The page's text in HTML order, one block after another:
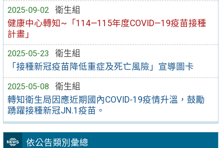
2025-09-02
衛生組
健康中心轉知~「114—115年度COVID—19疫苗接種
計畫」
2025-05-23
衛生組
「接種新冠疫苗降低重症及死亡風險」宣導圖卡
2025-05-08
衛生組
轉知衛生局因應近期國內COVID-19疫情升溫，鼓勵
踴躍接種新冠JN.1疫苗。
依公告類別彙總